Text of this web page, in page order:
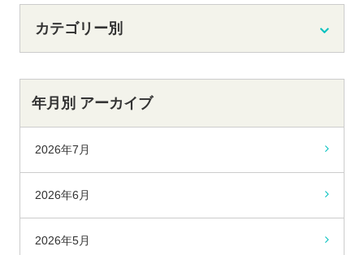
カテゴリー別
年月別 アーカイブ
2026年7月
2026年6月
2026年5月